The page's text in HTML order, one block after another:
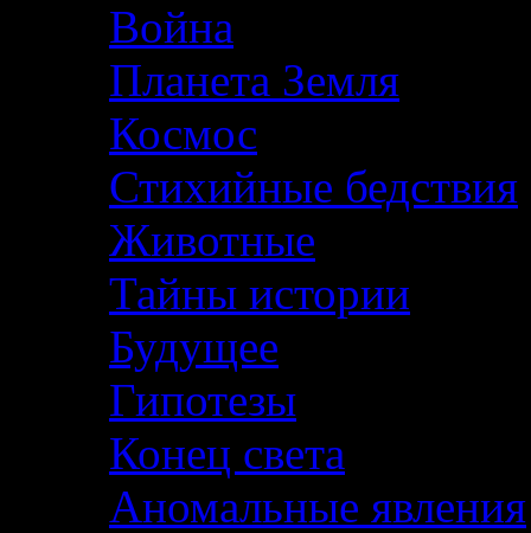
Война
Планета Земля
Космос
Стихийные бедствия
Животные
Тайны истории
Будущее
Гипотезы
Конец света
Аномальные явления